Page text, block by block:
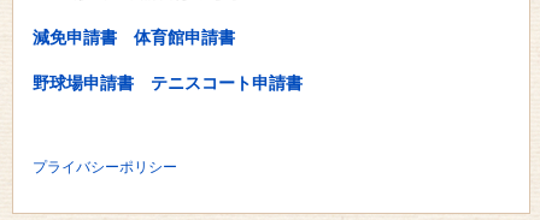
減免申請書 体育館申請書
野球場申請書 テニスコート申請書
プライバシーポリシー